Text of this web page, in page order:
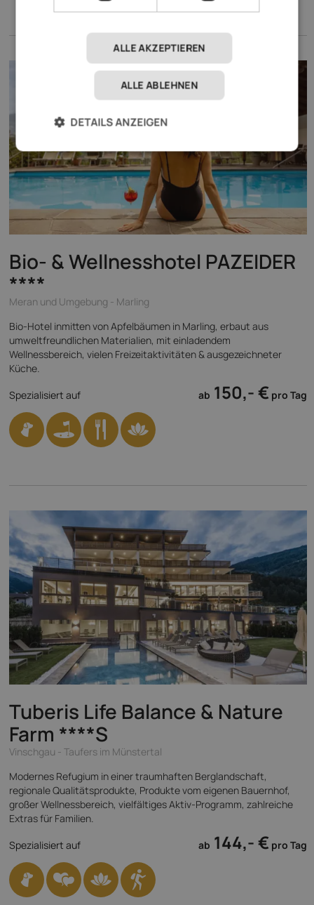
Bio- & Wellnesshotel PAZEIDER
****
Meran und Umgebung - Marling
Bio-Hotel inmitten von Apfelbäumen in Marling, erbaut aus
umweltfreundlichen Materialien, mit einladendem
Wellnessbereich, vielen Freizeitaktivitäten & ausgezeichneter
Küche.
Spezialisiert auf
ab 150,- € pro Tag
Tuberis Life Balance & Nature
Farm ****S
Vinschgau - Taufers im Münstertal
Modernes Refugium in einer traumhaften Berglandschaft,
regionale Qualitätsprodukte, Produkte vom eigenen Bauernhof,
großer Wellnessbereich, vielfältiges Aktiv-Programm, zahlreiche
Extras für Familien.
Spezialisiert auf
ab 144,- € pro Tag
ALLE AKZEPTIEREN
ALLE ABLEHNEN
DETAILS ANZEIGEN